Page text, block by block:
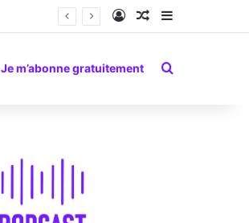
Connexion
Article Aléatoire
Sidebar
Je m’abonne gratuitement Rechercher